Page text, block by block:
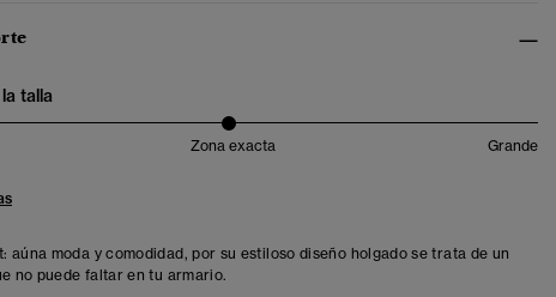
talla
Zona exacta Grande
aúna moda y comodidad, por su estiloso diseño holgado se trata de un
no puede faltar en tu armario.